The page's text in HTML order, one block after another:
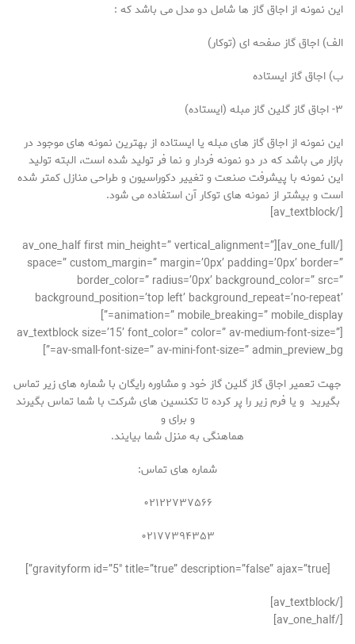
این نمونه از اجاق گاز ها شامل دو مدل می باشد که :
الف) اجاق گاز صفحه ای (توکار)
ب) اجاق گاز ایستاده
۳- اجاق گاز گلین گاز مبله (ایستاده)
این نمونه از اجاق گاز های مبله یا ایستاده از بهترین نمونه های موجود در
بازار می باشد که در دو نمونه فردار و نما فر تولید شده است، البته تولید
این نمونه با پیشرفت صنعت و تغییر دکوراسیون و طراحی منازل کمتر شده
است و بیشتر از نمونه های توکار آن استفاده می شود.
[/av_textblock]
[/av_one_full][av_one_half first min_height=” vertical_alignment=”
space=” custom_margin=” margin=’0px’ padding=’0px’ border=”
border_color=” radius=’0px’ background_color=” src=”
background_position=’top left’ background_repeat=’no-repeat’
animation=” mobile_breaking=” mobile_display=”]
[av_textblock size=’15’ font_color=” color=” av-medium-font-size=”
av-small-font-size=” av-mini-font-size=” admin_preview_bg=”]
جهت تعمیر اجاق گاز گلین گاز خود و مشاوره رایگان با شماره های زیر تماس
بگیرید و یا فرم زیر را پر کرده تا تکنسین های شرکت با شما تماس بگیرند
و برای و
هماهنگی به منزل شما بیایند.
شماره های تماس:
۰۲۱۲۲۷۳۷۵۶۶
۰۲۱۷۷۳۹۴۳۵۳
[gravityform id=”5″ title=”true” description=”false” ajax=”true”]
[/av_textblock]
[/av_one_half]